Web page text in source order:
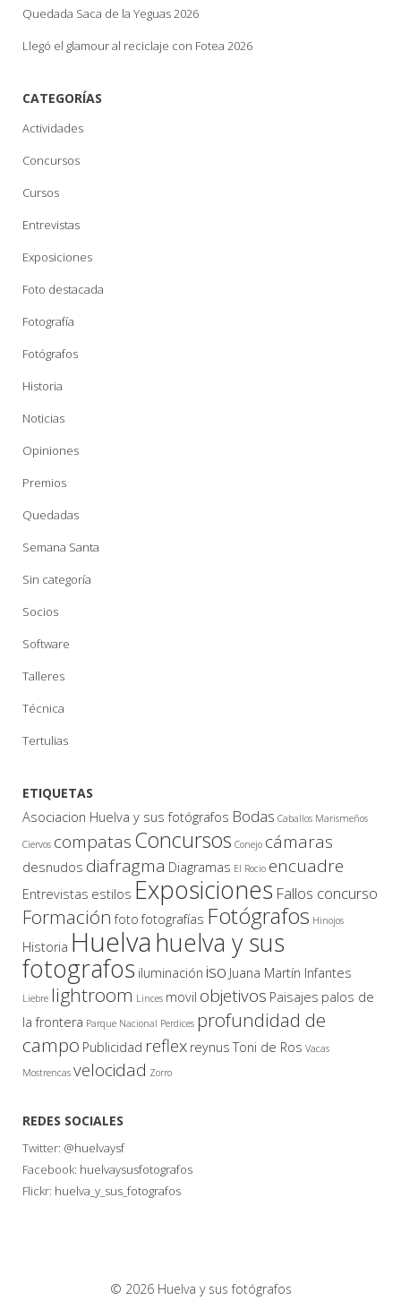
Quedada Saca de la Yeguas 2026
Llegó el glamour al reciclaje con Fotea 2026
CATEGORÍAS
Actividades
Concursos
Cursos
Entrevistas
Exposiciones
Foto destacada
Fotografía
Fotógrafos
Historia
Noticias
Opiniones
Premios
Quedadas
Semana Santa
Sin categoría
Socios
Software
Talleres
Técnica
Tertulias
ETIQUETAS
Asociacion Huelva y sus fotógrafos Bodas Caballos Marismeños
Ciervos compatasConcursos Conejo cámaras
desnudos diafragma Diagramas El Rocio encuadre
Entrevistas estilos Exposiciones Fallos concurso
Formación foto fotografías Fotógrafos Hinojos
Historia Huelvahuelva y sus
fotografos iluminación iso Juana Martín Infantes
Liebre lightroom Linces movil objetivos Paisajes palos de
la frontera Parque Nacional Perdices profundidad de
campo Publicidad reflex reynus Toni de Ros Vacas
Mostrencas velocidad Zorro
REDES SOCIALES
Twitter: @huelvaysf
Facebook: huelvaysusfotografos
Flickr: huelva_y_sus_fotografos
© 2026 Huelva y sus fotógrafos